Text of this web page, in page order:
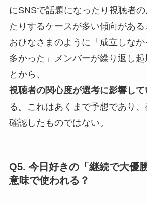
にSNSで話題になったり視聴者
たりするケースが多い傾向がある
おひなさまのように「成立しな
多かった」メンバーが繰り返し
とから、
視聴者の関心度が選考に影響して
る。これはあくまで予想であり
確認したものではない。
Q5. 今日好きの「継続で大優
意味で使われる？